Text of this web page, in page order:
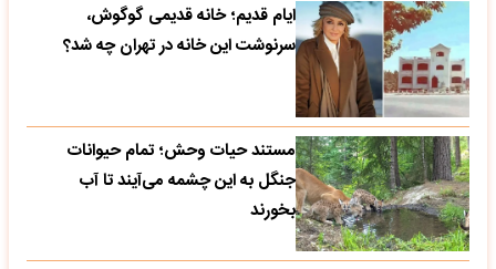
ایام قدیم؛ خانه قدیمی گوگوش،
سرنوشت این خانه در تهران چه شد؟
مستند حیات وحش؛ تمام حیوانات
جنگل به این چشمه می‌آیند تا آب
بخورند